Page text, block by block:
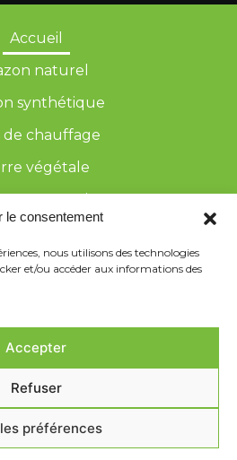
le consentement
nous utilisons des technologies
et/ou accéder aux informations des
Accepter
Refuser
préférences
Accueil
naturel
synthétique
de chauffage
végétale
automatique
Contact